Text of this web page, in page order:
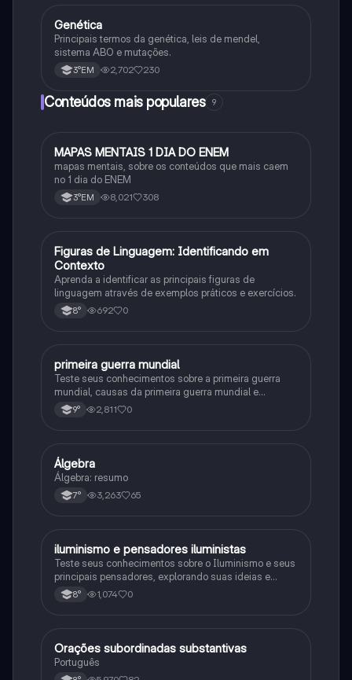
Biologia
Genética
Principais termos da genética, leis de mendel,
sistema ABO e mutações.
3°EM 2,702 230
Conteúdos mais populares 9
Português
MAPAS MENTAIS 1 DIA DO ENEM
mapas mentais, sobre os conteúdos que mais caem
no 1 dia do ENEM
3°EM 8,021 308
FPortuguês
Figuras de Linguagem: Identificando em
Contexto
Aprenda a identificar as principais figuras de
linguagem através de exemplos práticos e exercícios.
8° 692 0
História
primeira guerra mundial
Teste seus conhecimentos sobre a primeira guerra
mundial, causas da primeira guerra mundial e
consequências da Primeira Guerra Mundial, fases da
primeira guerra mundial
9° 2,811 0
Matematica
Álgebra
Álgebra: resumo
7° 3,263 65
História
iluminismo e pensadores iluministas
Teste seus conhecimentos sobre o Iluminismo e seus
principais pensadores, explorando suas ideias e
impacto histórico.
8° 1,074 0
Português
Orações subordinadas substantivas
Português